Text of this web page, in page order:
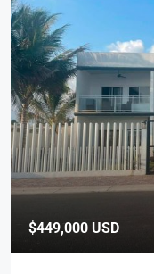
$449,000 USD